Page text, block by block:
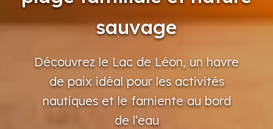
sauvage
Découvrez le Lac de Léon, un havre
de paix idéal pour les activités
nautiques et le farniente au bord
de l’eau